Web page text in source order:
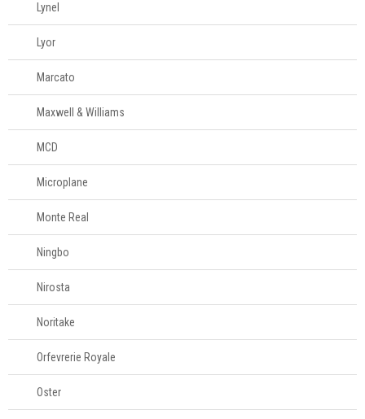
Lynel
Lyor
Marcato
Maxwell & Williams
MCD
Microplane
Monte Real
Ningbo
Nirosta
Noritake
Orfevrerie Royale
Oster